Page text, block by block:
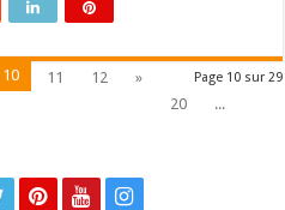
Page 10 sur 29
10 11 12
»
20
...